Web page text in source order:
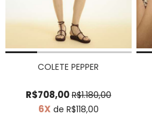
COLETE PEPPER
R$708,00 R$1.180,00
6X de R$118,00